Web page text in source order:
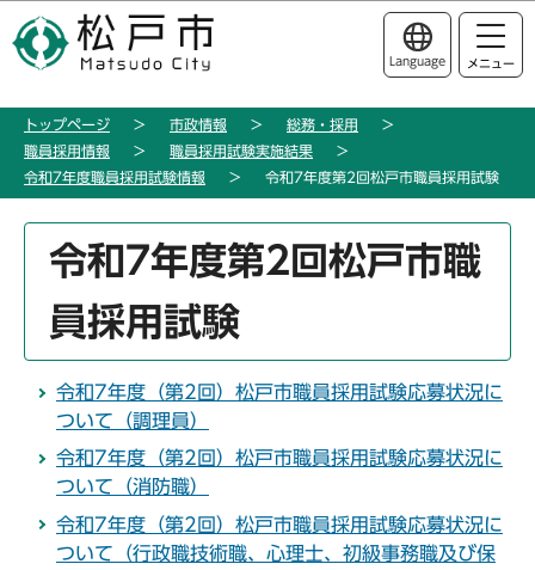
の
ー
このページの本文へ移動
Language メニュー
トップページ 市政情報
総務・採用
職員採用情報
職員採用試験実施結果
令和7年度職員採用試験情報
令和7年度第2回松戸市職員採用試験
か
ら
令和7年度第2回松戸市職
員採用試験
令和7年度（第2回）松戸市職員採用試験応募状況に
ついて（調理員）
令和7年度（第2回）松戸市職員採用試験応募状況に
ついて（消防職）
令和7年度（第2回）松戸市職員採用試験応募状況に
ついて（行政職技術職、心理士、初級事務職及び保